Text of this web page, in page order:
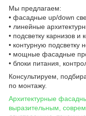
Мы предлагаем:
• фасадные up/down
• линейные
• подсветку карнизов и
• контурную подсветку
• мощные фасадные
• блоки питания,
Консультируем,
по монтажу.
Архитектурные
выразительным,